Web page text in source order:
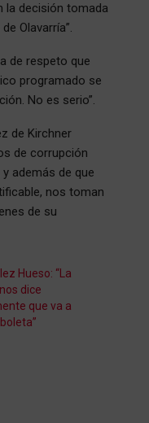
la decisión tomada
Olavarría”.
de respeto que
programado se
No es serio”.
de Kirchner
de corrupción
además de que
nos toman
de su
Hueso: “La
dice
que va a